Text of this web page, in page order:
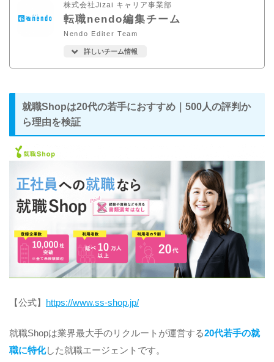
株式会社Jizai キャリア事業部
転職nendo編集チーム
Nendo Editer Team
詳しいチーム情報
就職Shopは20代の若手におすすめ｜500人の評判か
ら理由を検証
【公式】 https://www.ss-shop.jp/
就職Shopは業界最大手のリクルートが運営する20代若手の就
職に特化した就職エージェントです。